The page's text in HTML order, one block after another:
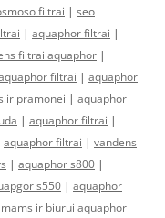
filtrai | seo
| aquaphor filtrai |
filtrai aquaphor |
filtrai | aquaphor
ir pramonei | aquaphor
| aquaphor filtrai |
aquaphor filtrai | vandens
| aquaphor s800 |
s550 | aquaphor
ir biurui aquaphor